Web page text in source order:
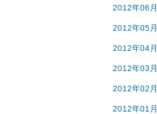
2012年06月
2012年05月
2012年04月
2012年03月
2012年02月
2012年01月